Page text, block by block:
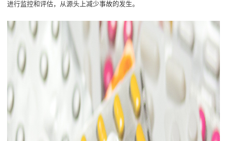
进行监控和评估，从源头上减少事故的发生。